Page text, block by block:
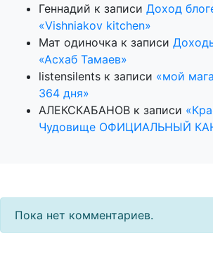
Геннадий к записи Доход
«Vishniakov kitchen»
Мат одиночка к записи
«Асхаб Тамаев»
listensilents к записи «мой
364 дня»
АЛЕКСКАБАНОВ к записи
Чудовище ОФИЦИАЛЬНЫЙ
Пока нет комментариев.